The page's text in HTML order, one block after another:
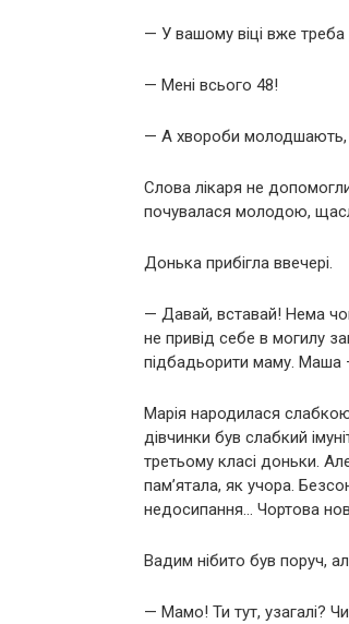
— У вашому віці вже треба
— Мені всього 48!
— А хвороби молодшають,
Слова лікаря не
почувалася молодою,
Донька прибігла ввечері.
— Давай, вставай! Нема
не привід себе в могилу
підбадьорити маму. Маша
Марія народилася
дівчинки був слабкий
третьому класі доньки.
пам’ятала, як учора.
недосипання… Чортова
Вадим нібито був поруч,
— Мамо! Ти тут, узагалі?